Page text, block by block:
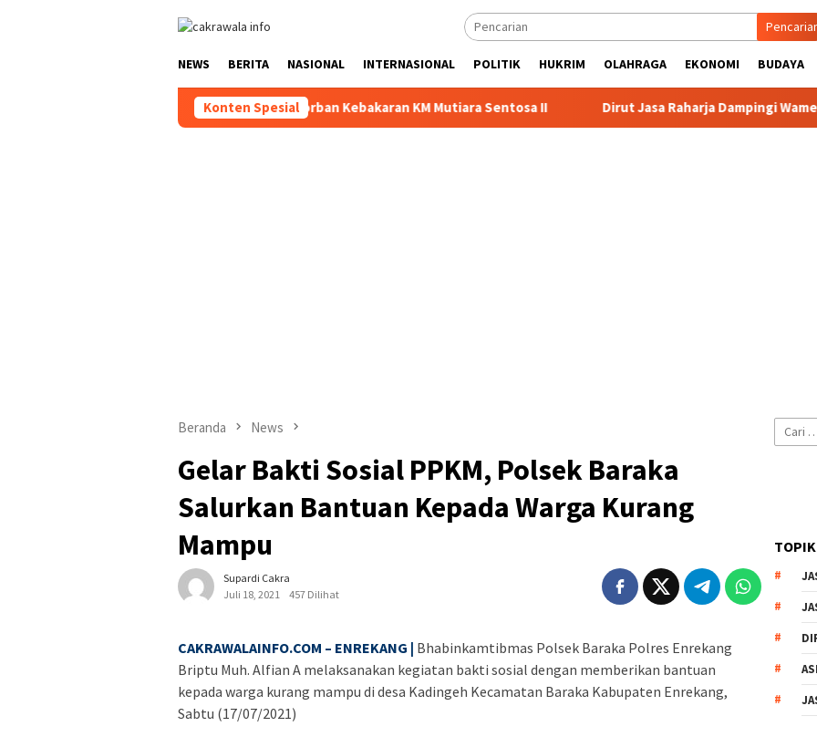
NEWS BERITA NASIONAL INTERNASIONAL POLITIK HUKRIM OLAHRAGA EKONOMI BUDAYA
Konten Spesial
Santunan kepada Ahli Waris Korban Kebakaran KM Mutiara Sentosa II Dirut Jasa Raharja Dampingi Wamenhub Tinjau
Beranda News
Gelar Bakti Sosial PPKM, Polsek Baraka
Salurkan Bantuan Kepada Warga Kurang
Mampu
Supardi Cakra
Juli 18, 2021
457 Dilihat
CAKRAWALAINFO.COM – ENREKANG | Bhabinkamtibmas Polsek Baraka Polres Enrekang
Briptu Muh. Alfian A melaksanakan kegiatan bakti sosial dengan memberikan bantuan
kepada warga kurang mampu di desa Kadingeh Kecamatan Baraka Kabupaten Enrekang,
Sabtu (17/07/2021)
Cari
untuk: